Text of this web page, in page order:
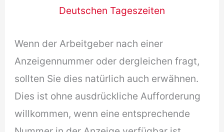
Deutschen Tageszeiten
Wenn der Arbeitgeber nach einer
Anzeigennummer oder dergleichen fragt,
sollten Sie dies natürlich auch erwähnen.
Dies ist ohne ausdrückliche Aufforderung
willkommen, wenn eine entsprechende